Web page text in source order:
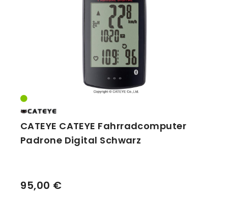
Smartphonehalter
Trainingsrollen
Wandhalterung
CATEYE CATEYE Fahrradcomputer
Padrone Digital Schwarz
95,00 €